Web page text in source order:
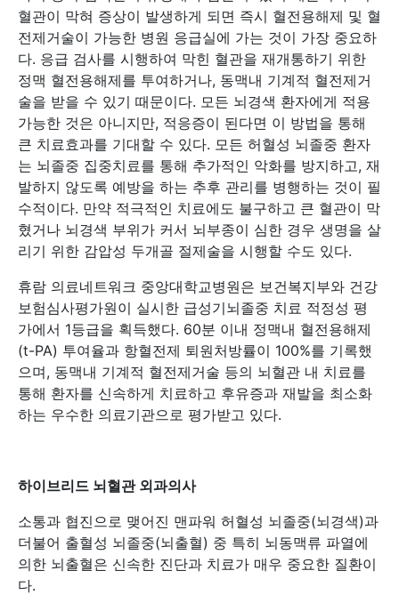
혈관이 막혀 증상이 발생하게 되면 즉시 혈전용해제 및 혈
전제거술이 가능한 병원 응급실에 가는 것이 가장 중요하
다. 응급 검사를 시행하여 막힌 혈관을 재개통하기 위한
정맥 혈전용해제를 투여하거나, 동맥내 기계적 혈전제거
술을 받을 수 있기 때문이다. 모든 뇌경색 환자에게 적용
가능한 것은 아니지만, 적응증이 된다면 이 방법을 통해
큰 치료효과를 기대할 수 있다. 모든 허혈성 뇌졸중 환자
는 뇌졸중 집중치료를 통해 추가적인 악화를 방지하고, 재
발하지 않도록 예방을 하는 추후 관리를 병행하는 것이 필
수적이다. 만약 적극적인 치료에도 불구하고 큰 혈관이 막
혔거나 뇌경색 부위가 커서 뇌부종이 심한 경우 생명을 살
리기 위한 감압성 두개골 절제술을 시행할 수도 있다.
휴람 의료네트워크 중앙대학교병원은 보건복지부와 건강
보험심사평가원이 실시한 급성기뇌졸중 치료 적정성 평
가에서 1등급을 획득했다. 60분 이내 정맥내 혈전용해제
(t-PA) 투여율과 항혈전제 퇴원처방률이 100%를 기록했
으며, 동맥내 기계적 혈전제거술 등의 뇌혈관 내 치료를
통해 환자를 신속하게 치료하고 후유증과 재발을 최소화
하는 우수한 의료기관으로 평가받고 있다.
하이브리드 뇌혈관 외과의사
소통과 협진으로 맺어진 맨파워 허혈성 뇌졸중(뇌경색)과
더불어 출혈성 뇌졸중(뇌출혈) 중 특히 뇌동맥류 파열에
의한 뇌출혈은 신속한 진단과 치료가 매우 중요한 질환이
다.